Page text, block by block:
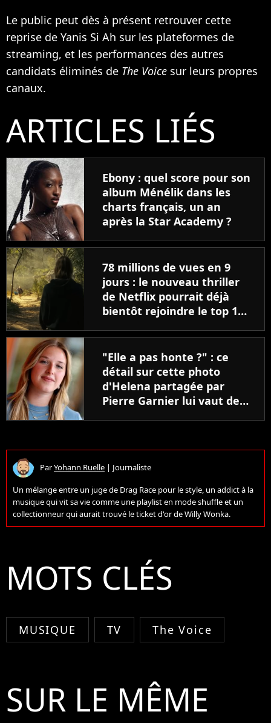
Le public peut dès à présent retrouver cette
reprise de Yanis Si Ah sur les plateformes de
streaming, et les performances des autres
candidats éliminés de The Voice sur leurs propres
canaux.
ARTICLES LIÉS
Ebony : quel score pour son
album Ménélik dans les
charts français, un an
après la Star Academy ?
78 millions de vues en 9
jours : le nouveau thriller
de Netflix pourrait déjà
bientôt rejoindre le top 10
l'histoire
"Elle a pas honte ?" : ce
détail sur cette photo
d'Helena partagée par
Pierre Garnier lui vaut des
ParYohann Ruelle | Journaliste
Un mélange entre un juge de Drag Race pour le style, un addict à la
musique qui vit sa vie comme une playlist en mode shuffle et un
collectionneur qui aurait trouvé le ticket d'or de Willy Wonka.
MOTS CLÉS
MUSIQUE TV The Voice
SUR LE MÊME